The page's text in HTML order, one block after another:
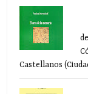
Castellanos